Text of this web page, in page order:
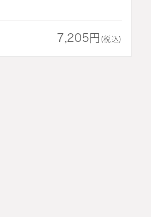
7,205円 (税込)